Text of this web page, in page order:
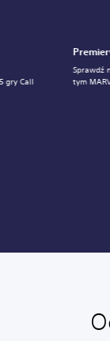
Sprawdź
tym
gry Call